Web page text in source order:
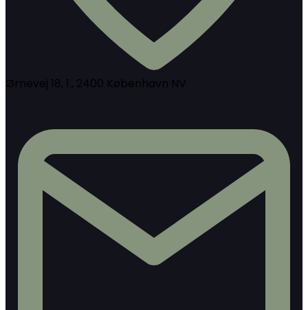
Ørnevej 18, 1., 2400 København NV